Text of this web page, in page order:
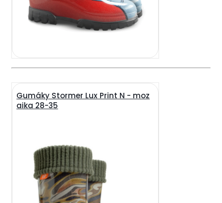
Gumáky Stormer Lux Print N - moz
aika 28-35